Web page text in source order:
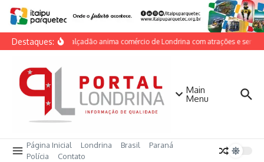
Ir para o conteúdo
Destaques:Dia do Calçadão anima comércio de Londrina com atrações e
Main
Menu
Página Inicial Londrina Brasil
Paraná
Polícia
Contato